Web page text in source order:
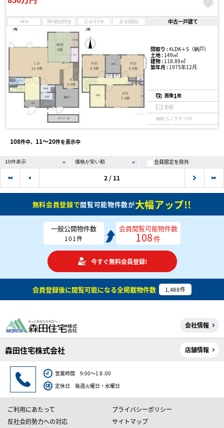
NEW 現地見学会 おすすめ 会員限定 中古一戸建て
間取り :4LDK＋S（納戸）
土地 :149㎡
建物 :118.89㎡
築年月 :1975年12月
画像1枚
動画
パノラマ / VR
108件中、 11〜20件を表示中
会員限定を除外
2 / 11
無料会員登録で閲覧可能物件数が大幅アップ!!
一般公開物件数
101件
会員閲覧可能物件数
108件
今すぐ無料会員登録!
会員登録後に閲覧可能になる全掲載物件数 1,488件
会社情報
森田住宅株式会社 店舗情報
営業時間 9:00～1８:00
定休日 毎週火曜日・水曜日
ご利用にあたって
プライバシーポリシー
反社会的勢力への対応
サイトマップ